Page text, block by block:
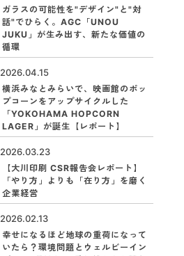
ガラスの可能性を"デザイン"と"対
話"でひらく。AGC「UNOU
JUKU」が生み出す、新たな価値の
循環
2026.04.15
横浜みなとみらいで、映画館のポッ
プコーンをアップサイクルした
「YOKOHAMA HOPCORN
LAGER」が誕生【レポート】
2026.03.23
【大川印刷 CSR報告会レポート】
「やり方」よりも「在り方」を磨く
企業経営
2026.02.13
幸せになるほど地球の重荷になって
いたら？環境問題とウェルビーイン